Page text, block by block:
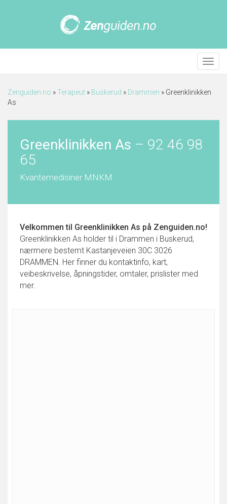
Meny
Zenguiden.no »Terapeut » Buskerud » Drammen » Greenklinikken
As
Greenklinikken As – 92 46 98
65
Kvantemedisiner MNKM
Velkommen til Greenklinikken As på Zenguiden.no!
Greenklinikken As holder til i Drammen i Buskerud,
nærmere bestemt Kastanjeveien 30C 3026
DRAMMEN. Her finner du kontaktinfo, kart,
veibeskrivelse, åpningstider, omtaler, prislister med
mer.